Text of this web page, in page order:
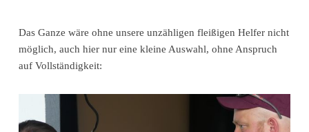
Das Ganze wäre ohne unsere unzähligen fleißigen Helfer nicht
möglich, auch hier nur eine kleine Auswahl, ohne Anspruch
auf Vollständigkeit: